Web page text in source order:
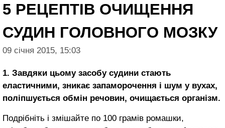
5 РЕЦЕПТІВ ОЧИЩЕННЯ
СУДИН ГОЛОВНОГО МОЗКУ
09 січня 2015, 15:03
1. Завдяки цьому засобу судини стають
еластичними, зникає запаморочення і шум у вухах,
поліпшується обмін ре­човин, очищається організм.
Подрібніть і змішайте по 100 грамів ромашки,